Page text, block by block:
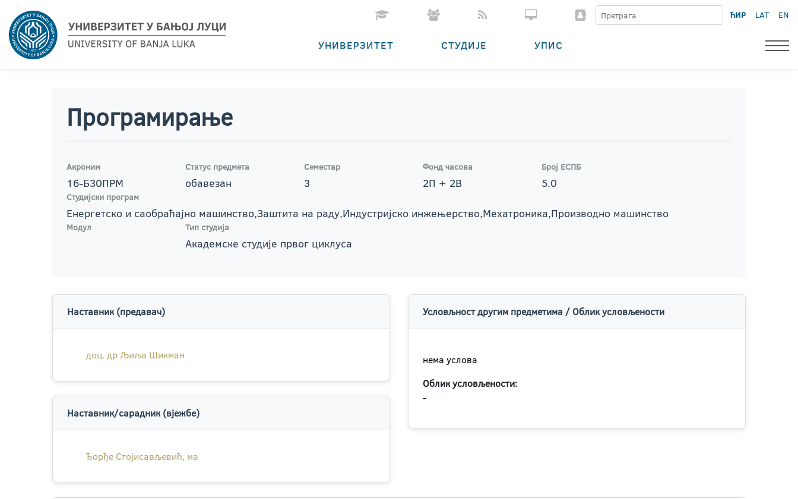
ЋИР LAT EN
УНИВЕРЗИТЕТ СТУДИЈЕ УПИС
Програмирање
Акроним
16-Б30ПРМ
Статус предмета
обавезан
Семестар
3
Фонд часова
2П + 2В
Број ЕСПБ
5.0
Студијски програм
Енергетско и саобраћајно машинство,Заштита на раду,Индустријско инжењерство,Мехатроника,Производно машинство
Модул Тип студија
Академске студије првог циклуса
Наставник (предавач)
доц. др Љиља Шикман
Наставник/сарадник (вјежбе)
Ђорђе Стојисављевић, ма
Условљност другим предметима / Облик условљености
нема услова
Облик условљености:
-